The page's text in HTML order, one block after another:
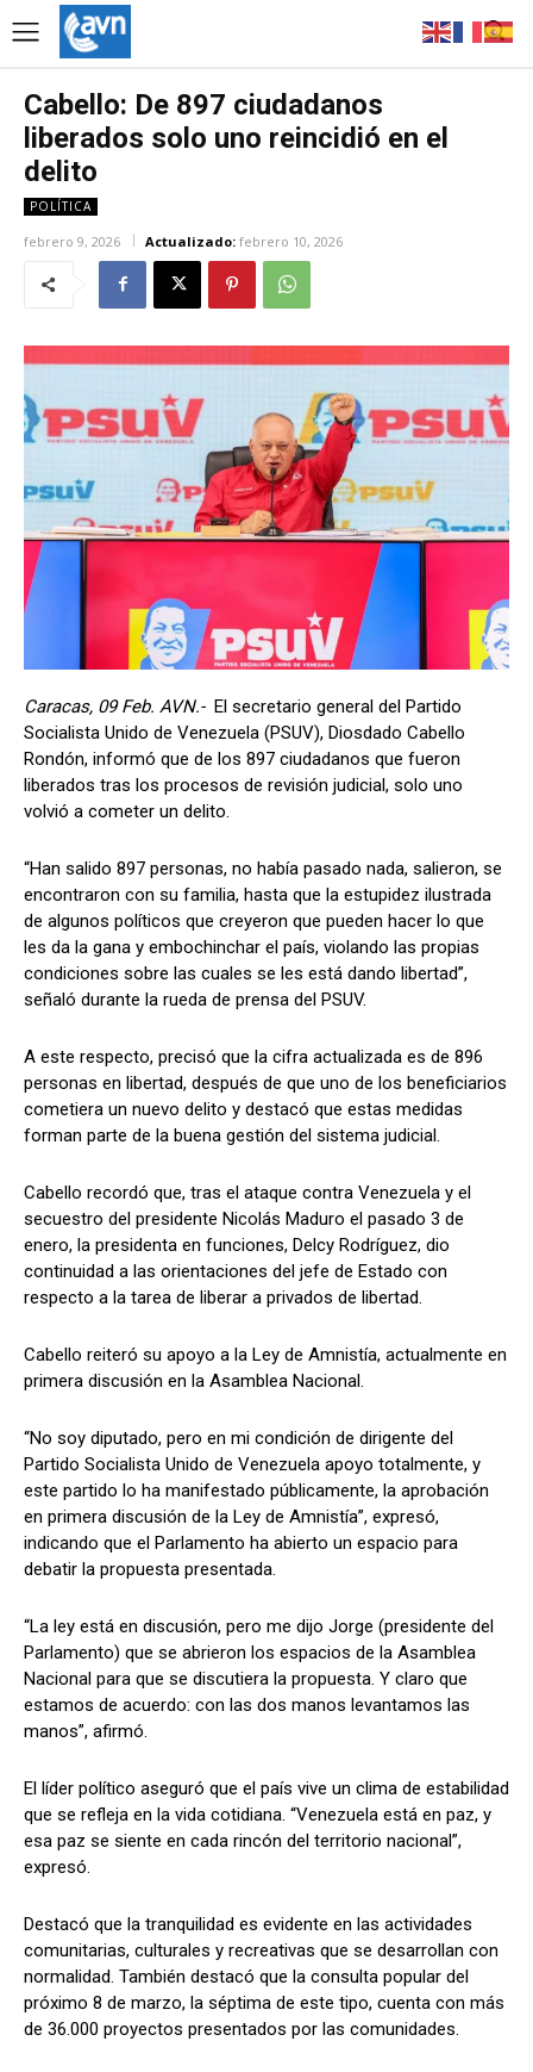
Cabello: De 897 ciudadanos
liberados solo uno reincidió en el
delito
POLÍTICA
febrero 9, 2026 Actualizado: febrero 10, 2026
Caracas, 09 Feb. AVN.- El secretario general del Partido
Socialista Unido de Venezuela (PSUV), Diosdado Cabello
Rondón, informó que de los 897 ciudadanos que fueron
liberados tras los procesos de revisión judicial, solo uno
volvió a cometer un delito.
“Han salido 897 personas, no había pasado nada, salieron, se
encontraron con su familia, hasta que la estupidez ilustrada
de algunos políticos que creyeron que pueden hacer lo que
les da la gana y embochinchar el país, violando las propias
condiciones sobre las cuales se les está dando libertad”,
señaló durante la rueda de prensa del PSUV.
A este respecto, precisó que la cifra actualizada es de 896
personas en libertad, después de que uno de los beneficiarios
cometiera un nuevo delito y destacó que estas medidas
forman parte de la buena gestión del sistema judicial.
Cabello recordó que, tras el ataque contra Venezuela y el
secuestro del presidente Nicolás Maduro el pasado 3 de
enero, la presidenta en funciones, Delcy Rodríguez, dio
continuidad a las orientaciones del jefe de Estado con
respecto a la tarea de liberar a privados de libertad.
Cabello reiteró su apoyo a la Ley de Amnistía, actualmente en
primera discusión en la Asamblea Nacional.
“No soy diputado, pero en mi condición de dirigente del
Partido Socialista Unido de Venezuela apoyo totalmente, y
este partido lo ha manifestado públicamente, la aprobación
en primera discusión de la Ley de Amnistía”, expresó,
indicando que el Parlamento ha abierto un espacio para
debatir la propuesta presentada.
“La ley está en discusión, pero me dijo Jorge (presidente del
Parlamento) que se abrieron los espacios de la Asamblea
Nacional para que se discutiera la propuesta. Y claro que
estamos de acuerdo: con las dos manos levantamos las
manos”, afirmó.
El líder político aseguró que el país vive un clima de estabilidad
que se refleja en la vida cotidiana. “Venezuela está en paz, y
esa paz se siente en cada rincón del territorio nacional”,
expresó.
Destacó que la tranquilidad es evidente en las actividades
comunitarias, culturales y recreativas que se desarrollan con
normalidad. También destacó que la consulta popular del
próximo 8 de marzo, la séptima de este tipo, cuenta con más
de 36.000 proyectos presentados por las comunidades.